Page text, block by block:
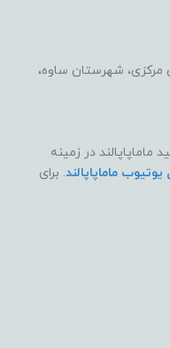
مرکزی، شهرستان ساوه،
در زمینه
یوتیوب ماماپاپالند. برای